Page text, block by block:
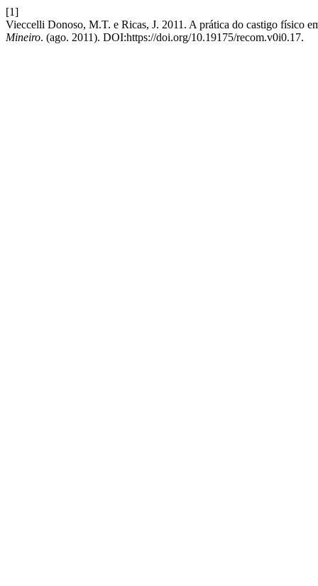
[1]
Vieccelli Donoso, M.T. e Ricas, J. 2011. A prática do castigo físico
Mineiro. (ago. 2011). DOI:https://doi.org/10.19175/recom.v0i0.17.